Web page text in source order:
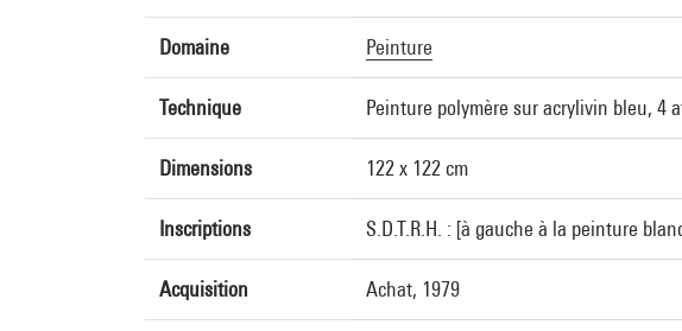
Domaine Peinture
Technique Peinture polymère sur acrylivin bleu, 4
Dimensions 122 x 122 cm
Inscriptions S.D.T.R.H. : [à gauche à la peinture
Acquisition Achat, 1979